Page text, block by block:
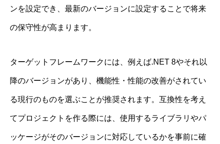
ンを設定でき、最新のバージョンに設定することで将来
の保守性が高まります。
ターゲットフレームワークには、例えば.NET 8やそれ以
降のバージョンがあり、機能性・性能の改善がされてい
る現行のものを選ぶことが推奨されます。互換性を考え
てプロジェクトを作る際には、使用するライブラリやパ
ッケージがそのバージョンに対応しているかを事前に確